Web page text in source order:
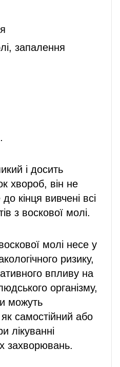
запалення
і досить
хвороб, він не
кінця вивчені всі
з воскової молі.
молі несе у
ризику,
впливу на
організму,
можуть
самостійний або
лікуванні
захворювань.